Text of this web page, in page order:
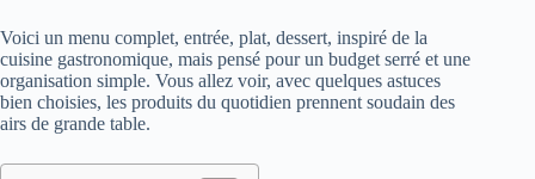
Voici un menu complet, entrée, plat, dessert, inspiré de la
cuisine gastronomique, mais pensé pour un budget serré et une
organisation simple. Vous allez voir, avec quelques astuces
bien choisies, les produits du quotidien prennent soudain des
airs de grande table.